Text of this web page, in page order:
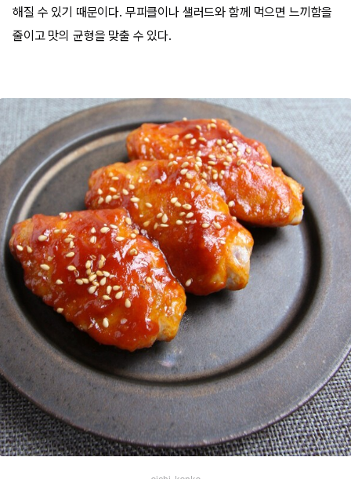
해질 수 있기 때문이다. 무피클이나 샐러드와 함께 먹으면 느끼함을
줄이고 맛의 균형을 맞출 수 있다.